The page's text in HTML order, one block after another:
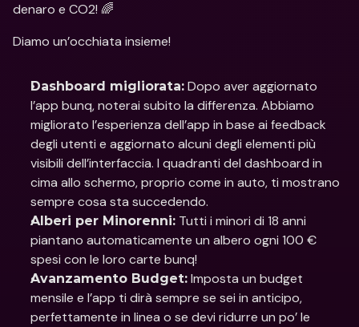
denaro e CO2! 🌈
Diamo un’occhiata insieme!
Dashboard migliorata: Dopo aver aggiornato
l’app bunq, noterai subito la differenza. Abbiamo
migliorato l’esperienza dell’app in base ai feedback
degli utenti e aggiornato alcuni degli elementi più
visibili dell’interfaccia. I quadranti del dashboard in
cima allo schermo, proprio come in auto, ti mostrano
sempre cosa sta succedendo.
Alberi per Minorenni: Tutti i minori di 18 anni
piantano automaticamente un albero ogni 100 €
spesi con le loro carte bunq!
Avanzamento Budget: Imposta un budget
mensile e l’app ti dirà sempre se sei in anticipo,
perfettamente in linea o se devi ridurre un po’ le